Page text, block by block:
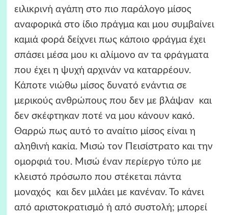
ειλικρινή αγάπη στο πιο παράλογο μίσος
αναφορικά στο ίδιο πράγμα και μου συμβαίνει
καμιά φορά δείχνει πως κάποιο φράγμα έχει
σπάσει μέσα μου κι αλίμονο αν τα φράγματα
που έχει η ψυχή αρχινάν να καταρρέουν.
Κάποτε νιώθω μίσος δυνατό ενάντια σε
μερικούς ανθρώπους που δεν με βλάψαν και
δεν σκέφτηκαν ποτέ να μου κάνουν κακό.
Θαρρώ πως αυτό το αναίτιο μίσος είναι η
αληθινή κακία. Μισώ τον Πεισίστρατο και την
ομορφιά του. Μισώ έναν περίεργο τύπο με
κλειστό πρόσωπο που στέκεται πάντα
μοναχός και δεν μιλάει με κανέναν. Το κάνει
από αριστοκρατισμό ή από συστολή; μπορεί